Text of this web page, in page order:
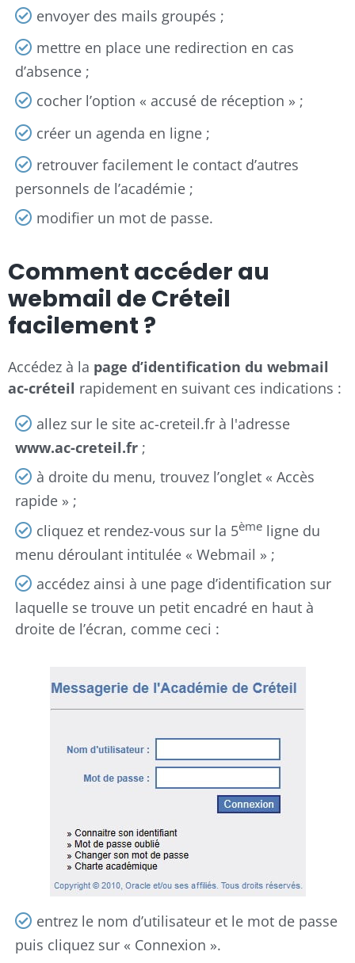
envoyer des mails groupés ;
mettre en place une redirection en cas
d’absence ;
cocher l’option « accusé de réception » ;
créer un agenda en ligne ;
retrouver facilement le contact d’autres
personnels de l’académie ;
modifier un mot de passe.
Comment accéder au
webmail de Créteil
facilement ?
Accédez à la page d’identification du webmail
ac-créteil rapidement en suivant ces indications :
allez sur le site ac-creteil.fr à l'adresse
www.ac-creteil.fr ;
à droite du menu, trouvez l’onglet « Accès
rapide » ;
cliquez et rendez-vous sur la 5ème ligne du
menu déroulant intitulée « Webmail » ;
accédez ainsi à une page d’identification sur
laquelle se trouve un petit encadré en haut à
droite de l’écran, comme ceci :
entrez le nom d’utilisateur et le mot de passe
puis cliquez sur « Connexion ».